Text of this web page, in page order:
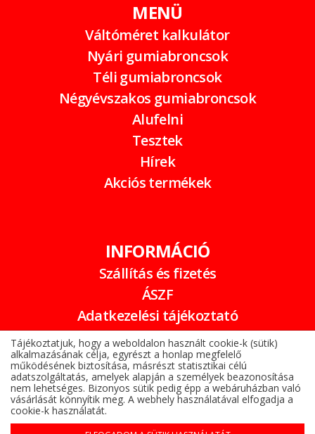
MENÜ
Váltóméret kalkulátor
Nyári gumiabroncsok
Téli gumiabroncsok
Négyévszakos gumiabroncsok
Alufelni
Tesztek
Hírek
Akciós termékek
INFORMÁCIÓ
Szállítás és fizetés
ÁSZF
Adatkezelési tájékoztató
Garancia
Online elállási nyilatkozat
Tájékoztatjuk, hogy a weboldalon használt cookie-k (sütik)
alkalmazásának célja, egyrészt a honlap megfelelő
működésének biztosítása, másrészt statisztikai célú
adatszolgáltatás, amelyek alapján a személyek beazonosítása
nem lehetséges. Bizonyos sütik pedig épp a webáruházban való
vásárlását könnyítik meg. A webhely használatával elfogadja a
cookie-k használatát.